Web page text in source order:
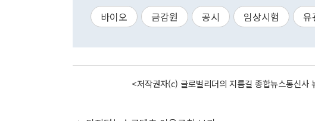
바이오 금감원 공시 임상시험 유
<저작권자(c) 글로벌리더의 지름길 종합뉴스통신